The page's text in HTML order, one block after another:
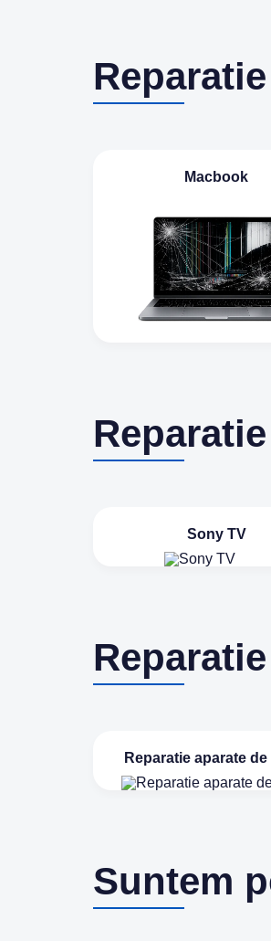
Macbook
Sony TV
Reparatie aparate de
Suntem